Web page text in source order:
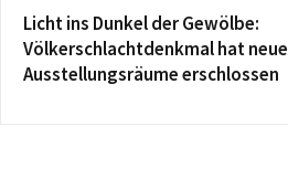
Licht ins Dunkel der Gewölbe:
Völkerschlachtdenkmal hat neue
Ausstellungsräume erschlossen